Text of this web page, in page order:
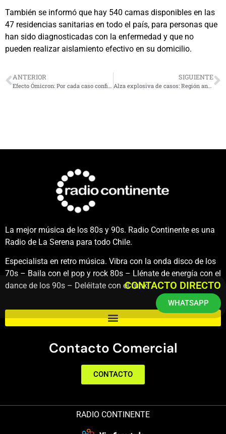
También se informó que hay 540 camas disponibles en las
47 residencias sanitarias en todo el país, para personas que
han sido diagnosticadas con la enfermedad y que no
pueden realizar aislamiento efectivo en su domicilio.
ANTERIOR SIGUIENTE
La mejor música de los 80s y 90s. Radio Continente es una
Radio de La Serena para todo Chile.
Especialista en retro música. Vibra con la onda disco de los
70s – Baila con el pop y rock 80s – Llénate de energía con el
dance de los 90s – Deléitate con el funk.
Contacto Comercial
CONTACTO
RADIO CONTINENTE
CONTACTO DIRECTO
WHATSAPP